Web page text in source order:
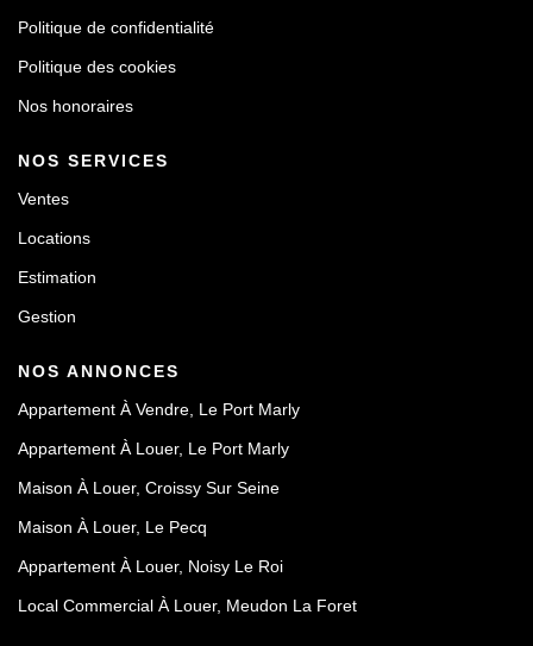
Politique de confidentialité
Politique des cookies
Nos honoraires
NOS SERVICES
Ventes
Locations
Estimation
Gestion
NOS ANNONCES
Appartement À Vendre, Le Port Marly
Appartement À Louer, Le Port Marly
Maison À Louer, Croissy Sur Seine
Maison À Louer, Le Pecq
Appartement À Louer, Noisy Le Roi
Local Commercial À Louer, Meudon La Foret